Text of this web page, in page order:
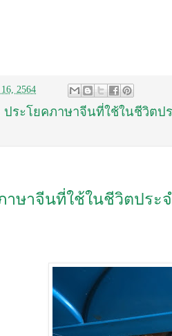
2564
ประโยคภาษาจีนที่ใช้ในชีวิตป
าษาจีนที่ใช้ในชีวิตประ